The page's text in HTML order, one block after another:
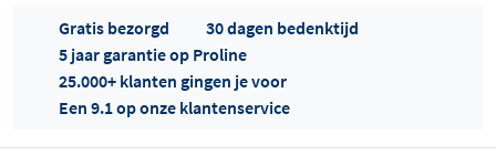
Offertes
Gratis bezorgd
30 dagen bedenktijd
5 jaar garantie op Proline
25.000+ klanten gingen je voor
Een 9.1 op onze klantenservice